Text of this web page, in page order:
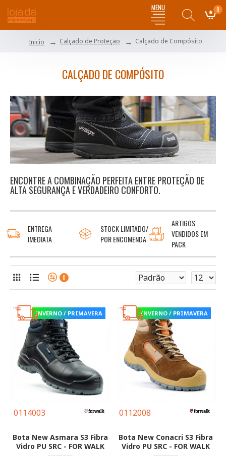
0
Inicio Calçado de Proteção Calçado de Compósito
CALÇADO DE COMPÓSITO
ENCONTRE A COMBINAÇÃO PERFEITA ENTRE PROTEÇÃO DE
ALTA SEGURANÇA E VERDADEIRO CONFORTO.
ENTREGA
IMEDIATA
STOCK LIMITADO/
POR ENCOMENDA
ARTIGOS
VENDIDOS EM
PACK
0
INVERNO / PRIMAVERA
0114003
Bota New Asmara S3 Fibra
Vidro PU SRC - FOR WALK
INVERNO / PRIMAVERA
0112008
Bota New Conacri S3 Fibra
Vidro PU SRC - FOR WALK